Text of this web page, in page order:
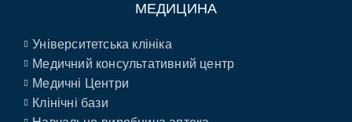
МЕДИЦИНА
Університетська клініка
Медичний консультативний центр
Медичні Центри
Клінічні бази